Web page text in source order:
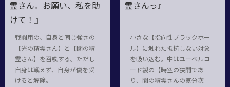
霊さん。お願い、私を助
けて！』
戦闘用の、自身と同じ強さの
【光の精霊さん】と【闇の精
霊さん】を召喚する。ただし
自身は戦えず、自身が傷を受
けると解除。
霊さんっ』
小さな【指向性ブラックホー
ル】に触れた抵抗しない対象
を吸い込む。中はユーベルコ
ード製の【時空の狭間であ
り、闇の精霊さんの気分次